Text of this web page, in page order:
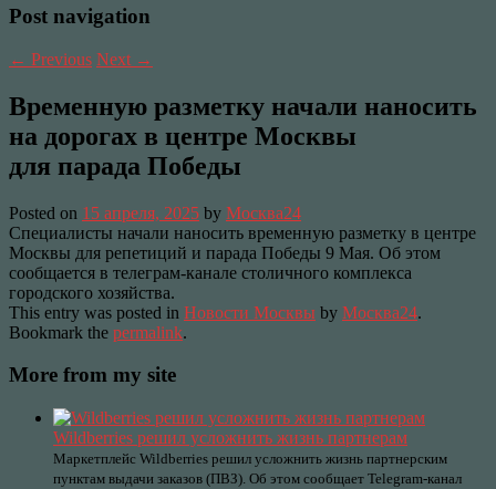
Post navigation
← Previous Next →
Временную разметку начали наносить
на дорогах в центре Москвы
для парада Победы
Posted on 15 апреля, 2025 by Москва24
Специалисты начали наносить временную разметку в центре
Москвы для репетиций и парада Победы 9 Мая. Об этом
сообщается в телеграм-канале столичного комплекса
городского хозяйства.
This entry was posted in Новости Москвы by Москва24.
Bookmark the permalink.
More from my site
Wildberries решил усложнить жизнь партнерам
Маркетплейс Wildberries решил усложнить жизнь партнерским
пунктам выдачи заказов (ПВЗ). Об этом сообщает Telegram-канал